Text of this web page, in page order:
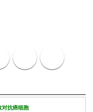
对抗癌细胞